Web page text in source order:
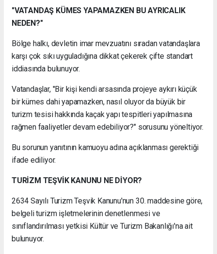
"VATANDAŞ KÜMES YAPAMAZKEN BU AYRICALIK
NEDEN?"
Bölge halkı, devletin imar mevzuatını sıradan vatandaşlara
karşı çok sıkı uyguladığına dikkat çekerek çifte standart
iddiasında bulunuyor.
Vatandaşlar, "Bir kişi kendi arsasında projeye aykırı küçük
bir kümes dahi yapamazken, nasıl oluyor da büyük bir
turizm tesisi hakkında kaçak yapı tespitleri yapılmasına
rağmen faaliyetler devam edebiliyor?" sorusunu yöneltiyor.
Bu sorunun yanıtının kamuoyu adına açıklanması gerektiği
ifade ediliyor.
TURİZM TEŞVİK KANUNU NE DİYOR?
2634 Sayılı Turizm Teşvik Kanunu'nun 30. maddesine göre,
belgeli turizm işletmelerinin denetlenmesi ve
sınıflandırılması yetkisi Kültür ve Turizm Bakanlığı'na ait
bulunuyor.